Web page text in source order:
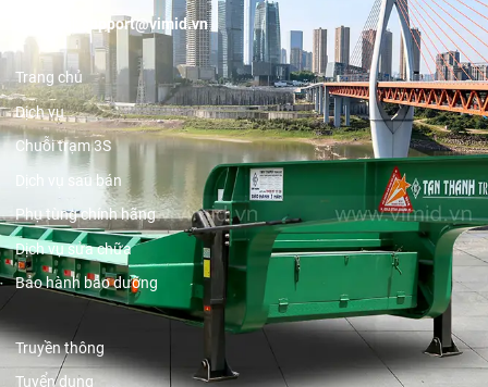
support@vimid.vn
Trang chủ
Dịch vụ
Chuỗi trạm 3S
Dịch vụ sau bán
Phụ tùng chính hãng
Dịch vụ sửa chữa
Bảo hành bảo dưỡng
Truyền thông
Tuyển dụng